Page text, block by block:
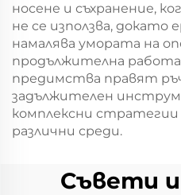
носене и съхранение,
не се използва,
намалява умората на
продължителна
предимства правят
задължителен
комплексни стратегии
различни среди.
Съвети